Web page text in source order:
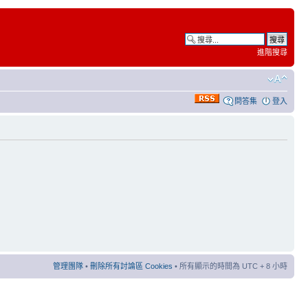
進階搜尋
問答集 登入
管理團隊 • 刪除所有討論區 Cookies • 所有顯示的時間為 UTC + 8 小時